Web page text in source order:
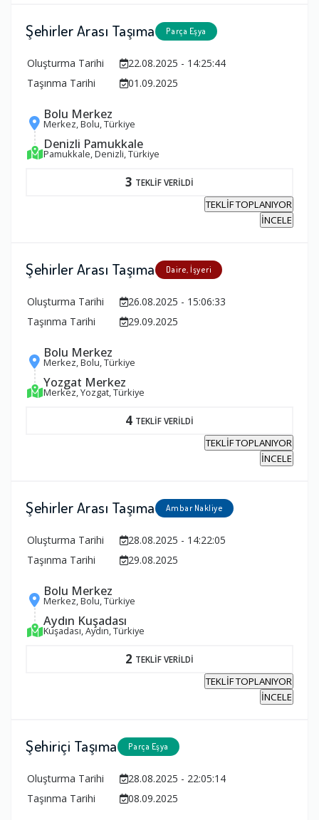
Şehirler Arası Taşıma Parça Eşya
Oluşturma Tarihi
22.08.2025 - 14:25:44
Taşınma Tarihi
01.09.2025
Bolu Merkez
Merkez, Bolu, Türkiye
Denizli Pamukkale
Pamukkale, Denizli, Türkiye
3 TEKLİF VERİLDİ
TEKLİF TOPLANIYOR
İNCELE
Şehirler Arası Taşıma Daire, İşyeri
Oluşturma Tarihi
26.08.2025 - 15:06:33
Taşınma Tarihi
29.09.2025
Bolu Merkez
Merkez, Bolu, Türkiye
Yozgat Merkez
Merkez, Yozgat, Türkiye
4 TEKLİF VERİLDİ
TEKLİF TOPLANIYOR
İNCELE
Şehirler Arası Taşıma Ambar Nakliye
Oluşturma Tarihi
28.08.2025 - 14:22:05
Taşınma Tarihi
29.08.2025
Bolu Merkez
Merkez, Bolu, Türkiye
Aydın Kuşadası
Kuşadası, Aydın, Türkiye
2 TEKLİF VERİLDİ
TEKLİF TOPLANIYOR
İNCELE
Şehiriçi Taşıma Parça Eşya
Oluşturma Tarihi
28.08.2025 - 22:05:14
Taşınma Tarihi
08.09.2025